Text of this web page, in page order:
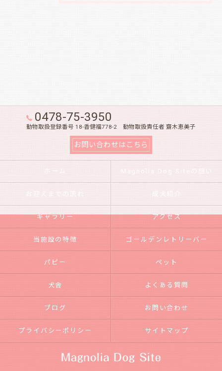
0478-75-3950
動物取扱登録番号 18-香健福778-2 動物取扱責任者 齋木恵美子
お問い合わせはこちら
ホーム Magnolia Dog Siteの想い
お迎えまでの流れ 成犬紹介
ギャラリー アクセス
当施設の特徴 ゴールデンレトリーバー
パピー ペット
犬舎 よくある質問
ブログ お問い合わせ
プライバシーポリシー サイトマップ